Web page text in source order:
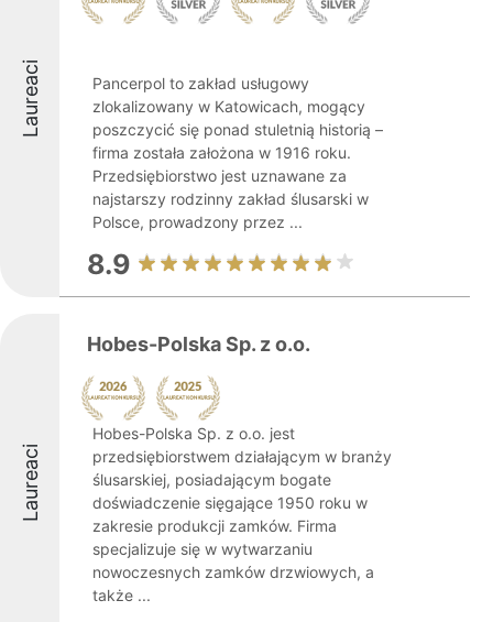
Laureaci
Pancerpol to zakład usługowy
zlokalizowany w Katowicach, mogący
poszczycić się ponad stuletnią historią –
firma została założona w 1916 roku.
Przedsiębiorstwo jest uznawane za
najstarszy rodzinny zakład ślusarski w
Polsce, prowadzony przez ...
8.9
Laureaci
Hobes-Polska Sp. z o.o.
Hobes-Polska Sp. z o.o. jest
przedsiębiorstwem działającym w branży
ślusarskiej, posiadającym bogate
doświadczenie sięgające 1950 roku w
zakresie produkcji zamków. Firma
specjalizuje się w wytwarzaniu
nowoczesnych zamków drzwiowych, a
także ...